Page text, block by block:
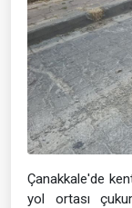
Çanakkale'de
yol ortası